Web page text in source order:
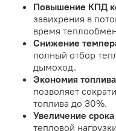
Повышение КПД
завихрения в
время
Снижение
полный отбор
дымоход.
Экономия топлива
позволяет
топлива до 30%.
Увеличение
тепловой